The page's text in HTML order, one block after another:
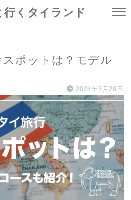
行くタイランド
スポットは？モデル
2024年3月29日